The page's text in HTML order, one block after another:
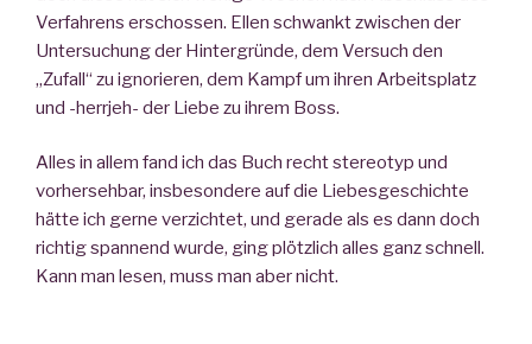
Verfahrens erschossen. Ellen schwankt zwischen der
Untersuchung der Hintergründe, dem Versuch den
„Zufall“ zu ignorieren, dem Kampf um ihren Arbeitsplatz
und -herrjeh- der Liebe zu ihrem Boss.
Alles in allem fand ich das Buch recht stereotyp und
vorhersehbar, insbesondere auf die Liebesgeschichte
hätte ich gerne verzichtet, und gerade als es dann doch
richtig spannend wurde, ging plötzlich alles ganz schnell.
Kann man lesen, muss man aber nicht.